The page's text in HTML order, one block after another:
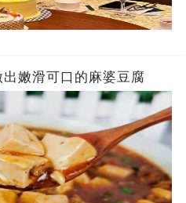
嫩滑可口的麻婆豆腐